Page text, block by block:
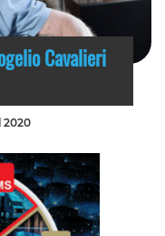
Cavalieri
2020